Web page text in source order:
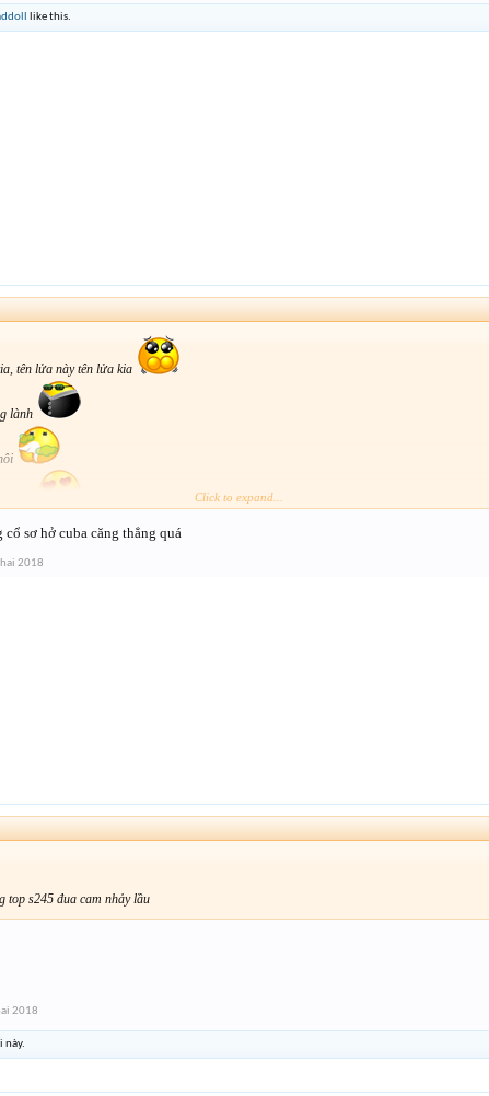
like this.
tên lửa này tên lửa kia
lành
Click to expand...
sơ hở cuba căng thẳng quá
2018
top s245 đua cam nhảy lầu
2018
này.